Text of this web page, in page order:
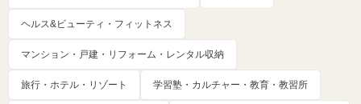
ヘルス&ビューティ・フィットネス
マンション・戸建・リフォーム・レンタル収納
旅行・ホテル・リゾート 学習塾・カルチャー・教育・教習所